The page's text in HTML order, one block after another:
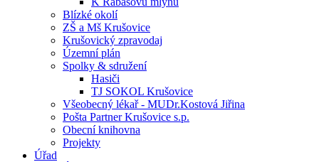
Blízké okolí
ZŠ a Mš Krušovice
Krušovický zpravodaj
Územní plán
Spolky & sdružení
Hasiči
TJ SOKOL Krušovice
Všeobecný lékař - MUDr.Kostová Jiřina
Pošta Partner Krušovice s.p.
Obecní knihovna
Projekty
Úřad